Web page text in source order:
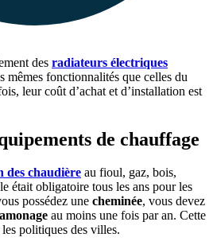
des radiateurs électriques
mêmes fonctionnalités que celles du
leur coût d’achat et d’installation est
de chauffage
des chaudière au fioul, gaz, bois,
était obligatoire tous les ans pour les
possédez une cheminée, vous devez
au moins une fois par an. Cette
politiques des villes.